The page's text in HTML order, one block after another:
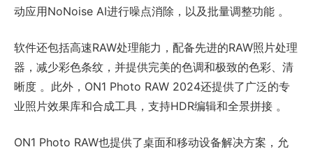
动应用NoNoise AI进行噪点消除，以及批量调整功能 。
软件还包括高速RAW处理能力，配备先进的RAW照片处理
器，减少彩色条纹，并提供完美的色调和极致的色彩、清
晰度 。此外，ON1 Photo RAW 2024还提供了广泛的专
业照片效果库和合成工具，支持HDR编辑和全景拼接 。
ON1 Photo RAW也提供了桌面和移动设备解决方案，允